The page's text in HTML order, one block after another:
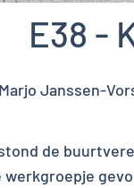
E38 -
Marjo Janssen-
de
werkgroepje